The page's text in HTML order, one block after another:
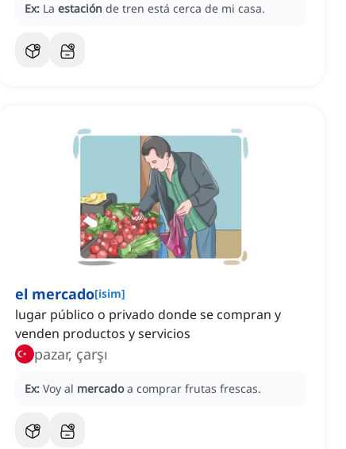
Ex: La estación de tren está cerca de mi casa.
el mercado[isim]
lugar público o privado donde se compran y
venden productos y servicios
pazar, çarşı
Ex: Voy al mercado a comprar frutas frescas.